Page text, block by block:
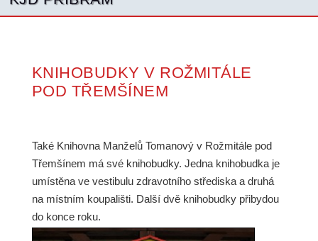
KNIHOBUDKY V ROŽMITÁLE
POD TŘEMŠÍNEM
Také Knihovna Manželů Tomanový v Rožmitále pod
Třemšínem má své knihobudky. Jedna knihobudka je
umístěna ve vestibulu zdravotního střediska a druhá
na místním koupališti. Další dvě knihobudky přibydou
do konce roku.